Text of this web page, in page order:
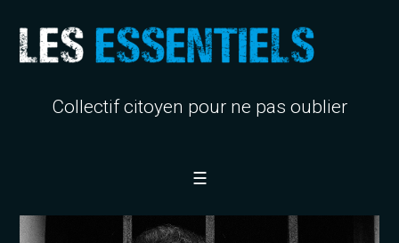
Collectif citoyen pour ne pas oublier
☰